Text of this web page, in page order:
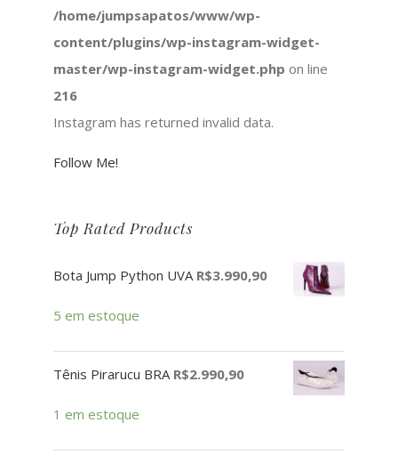
/home/jumpsapatos/www/wp-
content/plugins/wp-instagram-widget-
master/wp-instagram-widget.php on line
216
Instagram has returned invalid data.
Follow Me!
Top Rated Products
Bota Jump Python UVA R$3.990,90
5 em estoque
Tênis Pirarucu BRA R$2.990,90
1 em estoque